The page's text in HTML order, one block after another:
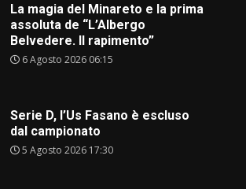
La magia del Minareto e la prima
assoluta de “L’Albergo
Belvedere. Il rapimento”
6 Agosto 2026 06:15
Serie D, l’Us Fasano è escluso
dal campionato
5 Agosto 2026 17:30